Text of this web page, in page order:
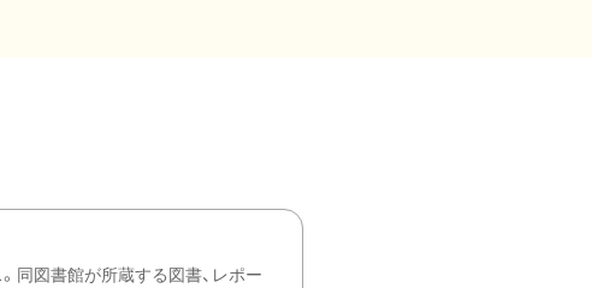
同図書館が所蔵する図書、レポー